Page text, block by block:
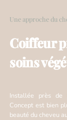
Une approche du
Coiffeur
soins
Installée près de
Concept est bien
beauté du cheveu